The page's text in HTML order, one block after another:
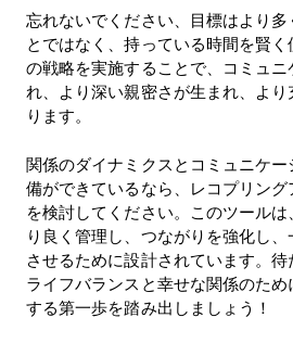
忘れないでください、目標はより
とではなく、持っている時間を賢
の戦略を実施することで、コミュニ
れ、より深い親密さが生まれ、よ
ります。
関係のダイナミクスとコミュニケ
備ができているなら、レコプリン
を検討してください。このツール
り良く管理し、つながりを強化し
させるために設計されています。
ライフバランスと幸せな関係のた
する第一歩を踏み出しましょう！